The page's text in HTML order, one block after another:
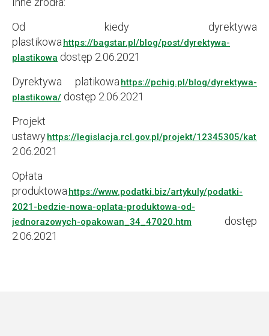
Od kiedy dyrektywa
plastikowa https://bagstar.pl/blog/post/dyrektywa-
plastikowa dostęp 2.06.2021
Dyrektywa platikowa https://pchig.pl/blog/dyrektywa-
plastikowa/ dostęp 2.06.2021
Projekt
ustawyhttps://legislacja.rcl.gov.pl/projekt/12345305/
2.06.2021
Opłata
produktowa https://www.podatki.biz/artykuly/podatki-
2021-bedzie-nowa-oplata-produktowa-od-
jednorazowych-opakowan_34_47020.htm
dostęp
2.06.2021